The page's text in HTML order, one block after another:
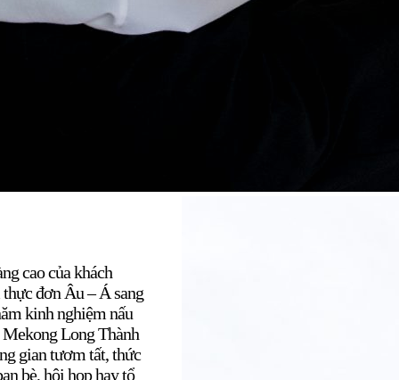
cao của khách
đơn Âu – Á sang
kinh nghiệm nấu
Long Thành
gian tươm tất, thức
bè, hội họp hay tổ